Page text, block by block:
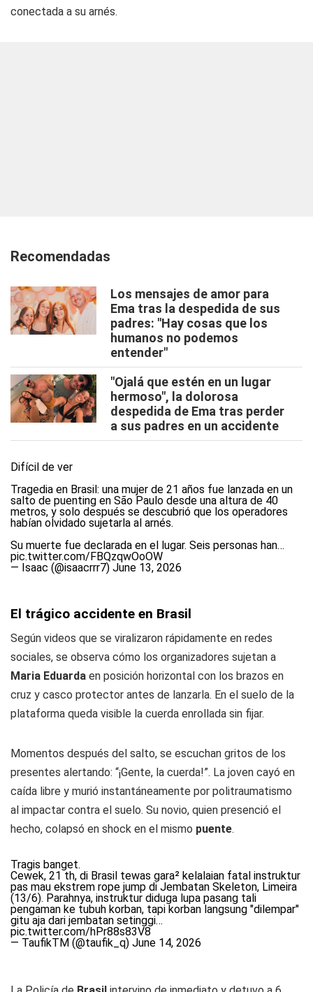
conectada a su arnés.
Recomendadas
Los mensajes de amor para
Ema tras la despedida de sus
padres: "Hay cosas que los
humanos no podemos
entender"
"Ojalá que estén en un lugar
hermoso", la dolorosa
despedida de Ema tras perder
a sus padres en un accidente
Difícil de ver
Tragedia en Brasil: una mujer de 21 años fue lanzada en un
salto de puenting en São Paulo desde una altura de 40
metros, y solo después se descubrió que los operadores
habían olvidado sujetarla al arnés.
Su muerte fue declarada en el lugar. Seis personas han…
pic.twitter.com/FBQzqwOoOW
— Isaac (@isaacrrr7) June 13, 2026
El trágico accidente en Brasil
Según videos que se viralizaron rápidamente en redes
sociales, se observa cómo los organizadores sujetan a
Maria Eduarda en posición horizontal con los brazos en
cruz y casco protector antes de lanzarla. En el suelo de la
plataforma queda visible la cuerda enrollada sin fijar.
Momentos después del salto, se escuchan gritos de los
presentes alertando: “¡Gente, la cuerda!”. La joven cayó en
caída libre y murió instantáneamente por politraumatismo
al impactar contra el suelo. Su novio, quien presenció el
hecho, colapsó en shock en el mismo puente.
Tragis banget.
Cewek, 21 th, di Brasil tewas gara² kelalaian fatal instruktur
pas mau ekstrem rope jump di Jembatan Skeleton, Limeira
(13/6). Parahnya, instruktur diduga lupa pasang tali
pengaman ke tubuh korban, tapi korban langsung "dilempar"
gitu aja dari jembatan setinggi…
pic.twitter.com/hPr88s83V8
— TaufikTM (@taufik_q) June 14, 2026